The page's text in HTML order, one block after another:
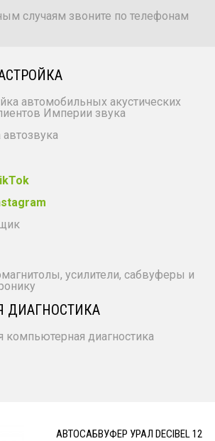
случаям звоните по телефонам
автомобильных акустических
Империи звука
автозвука
усилители, сабвуферы и
ДИАГНОСТИКА
компьютерная диагностика
АВТОСАБВУФЕР УРАЛ DECIBEL 12